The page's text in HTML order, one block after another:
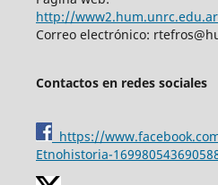
http://
Correo electrónico:
Contactos en redes sociales
https://
Etnohistoria-